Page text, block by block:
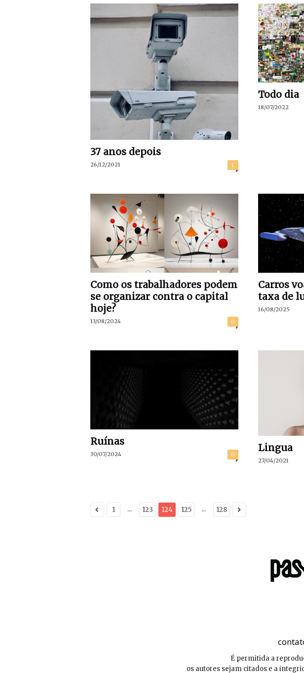
37 anos depois
26/12/2021 1
Todo dia
18/07/2022
Como os trabalhadores podem
se organizar contra o capital
hoje?
13/08/2024 0
Carros
taxa de
16/08/2025
Ruínas
30/07/2024 0
Lingua
27/04/2021
1 ... 123 124 125 ... 128
É permitida a
os autores sejam citados e a